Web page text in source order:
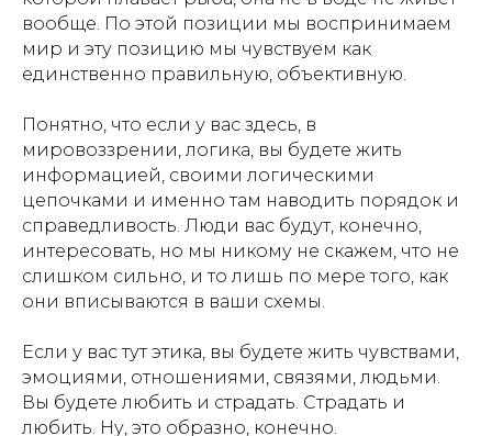
вообще. По этой позиции мы воспринимаем
мир и эту позицию мы чувствуем как
единственно правильную, объективную.
Понятно, что если у вас здесь, в
мировоззрении, логика, вы будете жить
информацией, своими логическими
цепочками и именно там наводить порядок и
справедливость. Люди вас будут, конечно,
интересовать, но мы никому не скажем, что не
слишком сильно, и то лишь по мере того, как
они вписываются в ваши схемы.
Если у вас тут этика, вы будете жить чувствами,
эмоциями, отношениями, связями, людьми.
Вы будете любить и страдать. Страдать и
любить. Ну, это образно, конечно.